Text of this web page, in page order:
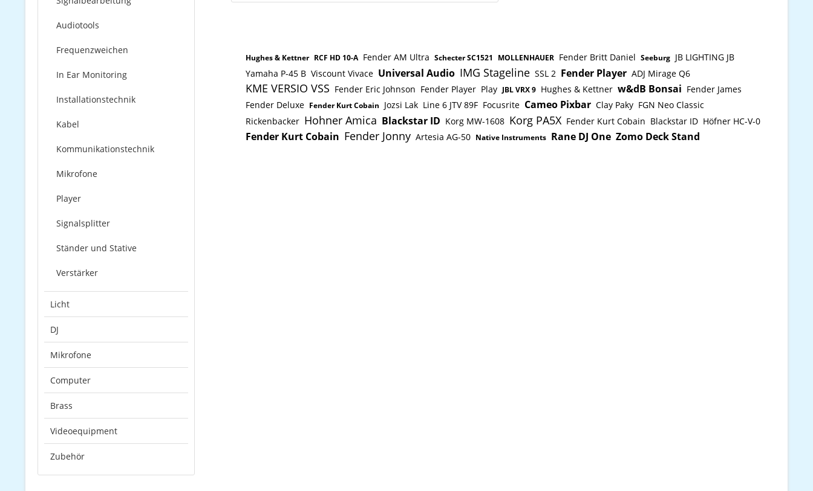
Audiotools
Frequenzweichen
In Ear Monitoring
Installationstechnik
Kabel
Kommunikationstechnik
Mikrofone
Player
Signalsplitter
Ständer und Stative
Verstärker
Licht
DJ
Mikrofone
Computer
Brass
Videoequipment
Zubehör
Neutrik Speakon NL4Oberfläche: PU
Beschichtung
(schwarz)Ausstattungsmerkmale: M20
Flanschplatte für Distanzstange,
Tragegriffe, StapelelementeFrontgitter:
Wabengitter hinterlegt mit
Akustikschaum
Hughes & Kettner RCF HD 10-A Fender AM Ultra Schecter SC1521 MOLLENHAUER Fender Britt Daniel Seeburg JB LIGHTING JB
Yamaha P-45 B Viscount Vivace Universal Audio IMG Stageline SSL 2 Fender Player ADJ Mirage Q6
KME VERSIO VSS Fender Eric Johnson Fender Player Play JBL VRX 9 Hughes & Kettner w&dB Bonsai Fender James
Fender Deluxe Fender Kurt Cobain Jozsi Lak Line 6 JTV 89F Focusrite Cameo Pixbar Clay Paky FGN Neo Classic
Rickenbacker Hohner Amica Blackstar ID Korg MW-1608 Korg PA5X Fender Kurt Cobain Blackstar ID Höfner HC-V-0
Fender Kurt Cobain Fender Jonny Artesia AG-50 Native Instruments Rane DJ One Zomo Deck Stand